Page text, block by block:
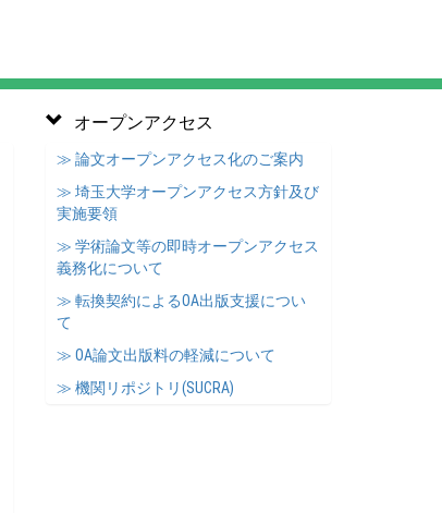
オープンアクセス
≫ 論文オープンアクセス化のご案内
≫ 埼玉大学オープンアクセス方針及び
実施要領
≫ 学術論文等の即時オープンアクセス
義務化について
≫ 転換契約によるOA出版支援につい
て
≫ OA論文出版料の軽減について
≫ 機関リポジトリ(SUCRA)